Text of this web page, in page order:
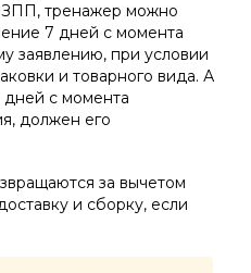
тренажер можно
7 дней с момента
заявлению, при условии
и товарного вида. А
дней с момента
должен его
за вычетом
и сборку, если